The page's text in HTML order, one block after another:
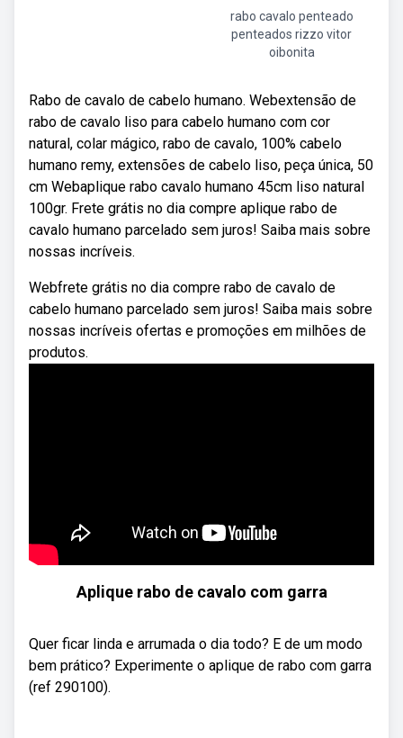
rabo cavalo penteado
penteados rizzo vitor
oibonita
Rabo de cavalo de cabelo humano. Webextensão de
rabo de cavalo liso para cabelo humano com cor
natural, colar mágico, rabo de cavalo, 100% cabelo
humano remy, extensões de cabelo liso, peça única, 50
cm Webaplique rabo cavalo humano 45cm liso natural
100gr. Frete grátis no dia compre aplique rabo de
cavalo humano parcelado sem juros! Saiba mais sobre
nossas incríveis.
Webfrete grátis no dia compre rabo de cavalo de
cabelo humano parcelado sem juros! Saiba mais sobre
nossas incríveis ofertas e promoções em milhões de
produtos.
Aplique rabo de cavalo com garra
Quer ficar linda e arrumada o dia todo? E de um modo
bem prático? Experimente o aplique de rabo com garra
(ref 290100).